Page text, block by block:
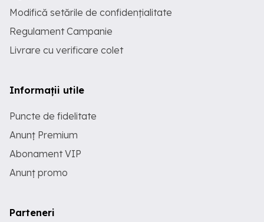
Modifică setările de confidențialitate
Regulament Campanie
Livrare cu verificare colet
Informații utile
Puncte de fidelitate
Anunț Premium
Abonament VIP
Anunț promo
Parteneri